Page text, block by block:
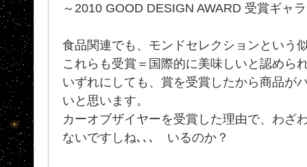
～2010 GOOD DESIGN AWARD 受賞ギャ
食品関連でも、モンドセレクションという
これらも受賞＝国際的に美味しいと認め
いずれにしても、賞を受賞したから商品が
いと思います。
カーオブザイヤーを受賞した理由で、わざ
ないですしね､､､ いるのか？